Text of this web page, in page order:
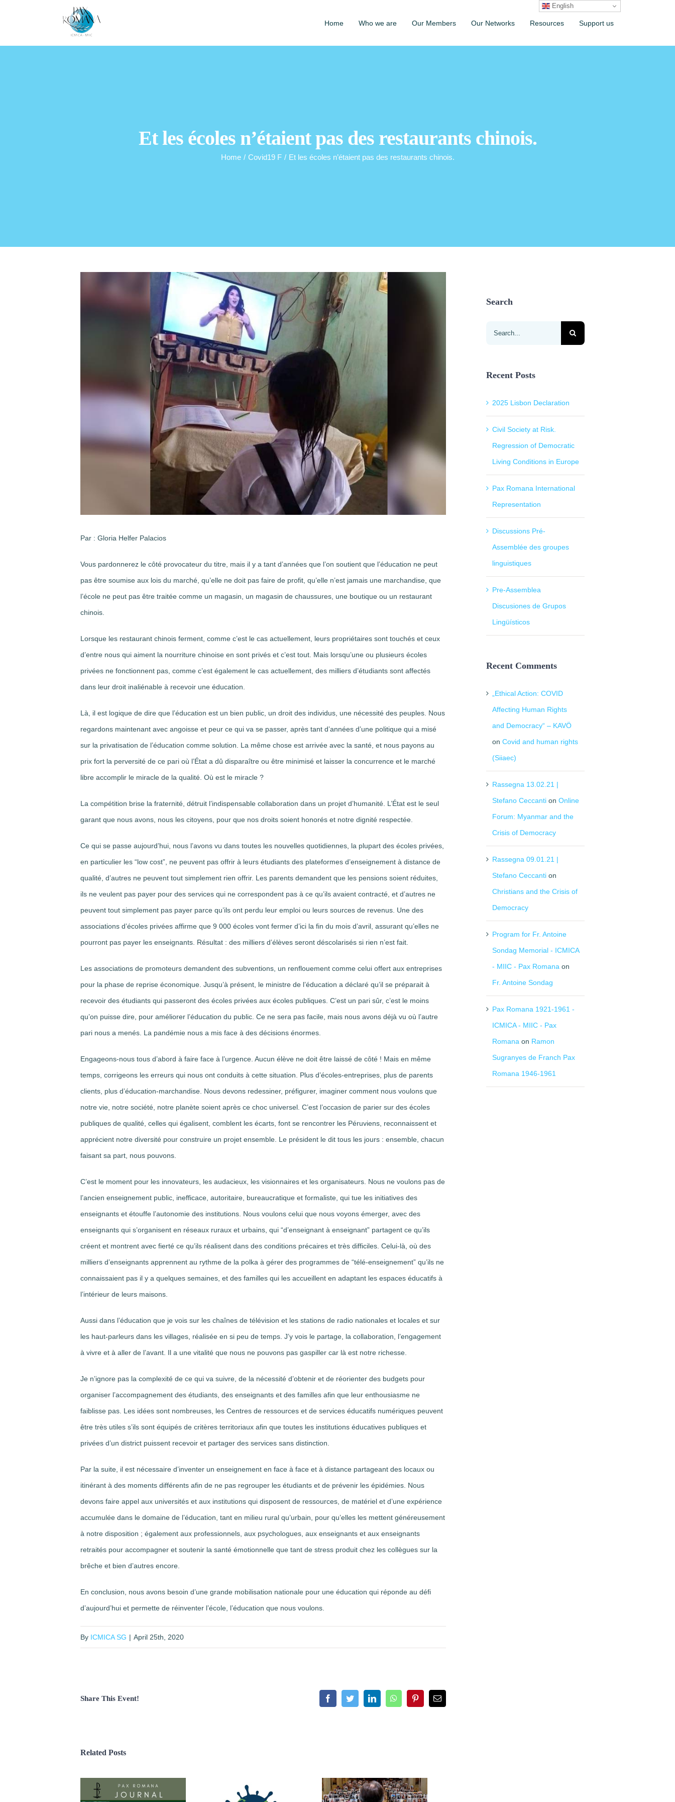
Home Who we are Our Members Our Networks Resources Support us
Et les écoles n’étaient pas des restaurants chinois.
Home / Covid19 F / Et les écoles n’étaient pas des restaurants chinois.
Par : Gloria Helfer Palacios
Vous pardonnerez le côté provocateur du titre, mais il y a tant d’années que l’on soutient que l’éducation ne peut
pas être soumise aux lois du marché, qu’elle ne doit pas faire de profit, qu’elle n’est jamais une marchandise, que
l’école ne peut pas être traitée comme un magasin, un magasin de chaussures, une boutique ou un restaurant
chinois.
Lorsque les restaurant chinois ferment, comme c’est le cas actuellement, leurs propriétaires sont touchés et ceux
d’entre nous qui aiment la nourriture chinoise en sont privés et c’est tout. Mais lorsqu’une ou plusieurs écoles
privées ne fonctionnent pas, comme c’est également le cas actuellement, des milliers d’étudiants sont affectés
dans leur droit inaliénable à recevoir une éducation.
Là, il est logique de dire que l’éducation est un bien public, un droit des individus, une nécessité des peuples. Nous
regardons maintenant avec angoisse et peur ce qui va se passer, après tant d’années d’une politique qui a misé
sur la privatisation de l’éducation comme solution. La même chose est arrivée avec la santé, et nous payons au
prix fort la perversité de ce pari où l’État a dû disparaître ou être minimisé et laisser la concurrence et le marché
libre accomplir le miracle de la qualité. Où est le miracle ?
La compétition brise la fraternité, détruit l’indispensable collaboration dans un projet d’humanité. L’État est le seul
garant que nous avons, nous les citoyens, pour que nos droits soient honorés et notre dignité respectée.
Ce qui se passe aujourd’hui, nous l’avons vu dans toutes les nouvelles quotidiennes, la plupart des écoles privées,
en particulier les “low cost”, ne peuvent pas offrir à leurs étudiants des plateformes d’enseignement à distance de
qualité, d’autres ne peuvent tout simplement rien offrir. Les parents demandent que les pensions soient réduites,
ils ne veulent pas payer pour des services qui ne correspondent pas à ce qu’ils avaient contracté, et d’autres ne
peuvent tout simplement pas payer parce qu’ils ont perdu leur emploi ou leurs sources de revenus. Une des
associations d’écoles privées affirme que 9 000 écoles vont fermer d’ici la fin du mois d’avril, assurant qu’elles ne
pourront pas payer les enseignants. Résultat : des milliers d’élèves seront déscolarisés si rien n’est fait.
Les associations de promoteurs demandent des subventions, un renflouement comme celui offert aux entreprises
pour la phase de reprise économique. Jusqu’à présent, le ministre de l’éducation a déclaré qu’il se préparait à
recevoir des étudiants qui passeront des écoles privées aux écoles publiques. C’est un pari sûr, c’est le moins
qu’on puisse dire, pour améliorer l’éducation du public. Ce ne sera pas facile, mais nous avons déjà vu où l’autre
pari nous a menés. La pandémie nous a mis face à des décisions énormes.
Engageons-nous tous d’abord à faire face à l’urgence. Aucun élève ne doit être laissé de côté ! Mais en même
temps, corrigeons les erreurs qui nous ont conduits à cette situation. Plus d’écoles-entreprises, plus de parents
clients, plus d’éducation-marchandise. Nous devons redessiner, préfigurer, imaginer comment nous voulons que
notre vie, notre société, notre planète soient après ce choc universel. C’est l’occasion de parier sur des écoles
publiques de qualité, celles qui égalisent, comblent les écarts, font se rencontrer les Péruviens, reconnaissent et
apprécient notre diversité pour construire un projet ensemble. Le président le dit tous les jours : ensemble, chacun
faisant sa part, nous pouvons.
C’est le moment pour les innovateurs, les audacieux, les visionnaires et les organisateurs. Nous ne voulons pas de
l’ancien enseignement public, inefficace, autoritaire, bureaucratique et formaliste, qui tue les initiatives des
enseignants et étouffe l’autonomie des institutions. Nous voulons celui que nous voyons émerger, avec des
enseignants qui s’organisent en réseaux ruraux et urbains, qui “d’enseignant à enseignant” partagent ce qu’ils
créent et montrent avec fierté ce qu’ils réalisent dans des conditions précaires et très difficiles. Celui-là, où des
milliers d’enseignants apprennent au rythme de la polka à gérer des programmes de “télé-enseignement” qu’ils ne
connaissaient pas il y a quelques semaines, et des familles qui les accueillent en adaptant les espaces éducatifs à
l’intérieur de leurs maisons.
Aussi dans l’éducation que je vois sur les chaînes de télévision et les stations de radio nationales et locales et sur
les haut-parleurs dans les villages, réalisée en si peu de temps. J’y vois le partage, la collaboration, l’engagement
à vivre et à aller de l’avant. Il a une vitalité que nous ne pouvons pas gaspiller car là est notre richesse.
Je n’ignore pas la complexité de ce qui va suivre, de la nécessité d’obtenir et de réorienter des budgets pour
organiser l’accompagnement des étudiants, des enseignants et des familles afin que leur enthousiasme ne
faiblisse pas. Les idées sont nombreuses, les Centres de ressources et de services éducatifs numériques peuvent
être très utiles s’ils sont équipés de critères territoriaux afin que toutes les institutions éducatives publiques et
privées d’un district puissent recevoir et partager des services sans distinction.
Par la suite, il est nécessaire d’inventer un enseignement en face à face et à distance partageant des locaux ou
itinérant à des moments différents afin de ne pas regrouper les étudiants et de prévenir les épidémies. Nous
devons faire appel aux universités et aux institutions qui disposent de ressources, de matériel et d’une expérience
accumulée dans le domaine de l’éducation, tant en milieu rural qu’urbain, pour qu’elles les mettent généreusement
à notre disposition ; également aux professionnels, aux psychologues, aux enseignants et aux enseignants
retraités pour accompagner et soutenir la santé émotionnelle que tant de stress produit chez les collègues sur la
brêche et bien d’autres encore.
En conclusion, nous avons besoin d’une grande mobilisation nationale pour une éducation qui réponde au défi
d’aujourd’hui et permette de réinventer l’école, l’éducation que nous voulons.
By ICMICA SG | April 25th, 2020
Share This Event! FacebookTwitterLinkedInWhatsAppPinterestEmail
Related Posts
Search
Search
Recent Posts
2025 Lisbon Declaration
Civil Society at Risk.
Regression of Democratic
Living Conditions in Europe
Pax Romana International
Representation
Discussions Pré-
Assemblée des groupes
linguistiques
Pre-Assemblea
Discusiones de Grupos
Lingüísticos
Recent Comments
„Ethical Action: COVID
Affecting Human Rights
and Democracy“ – KAVÖ
onCovid and human rights
(Siiaec)
Rassegna 13.02.21 |
Stefano Ceccanti onOnline
Forum: Myanmar and the
Crisis of Democracy
Rassegna 09.01.21 |
Stefano Ceccanti on
Christians and the Crisis of
Democracy
Program for Fr. Antoine
Sondag Memorial - ICMICA
- MIIC - Pax Romana on
Fr. Antoine Sondag
Pax Romana 1921-1961 -
ICMICA - MIIC - Pax
Romana on Ramon
Sugranyes de Franch Pax
Romana 1946-1961
English